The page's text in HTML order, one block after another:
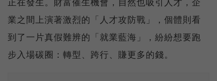
業之間上演著激烈的「人才攻防戰」，個體則看
到了一片真假難辨的「就業藍海」，紛紛想要跑
步入場碳圈：轉型、跨行、賺更多的錢。